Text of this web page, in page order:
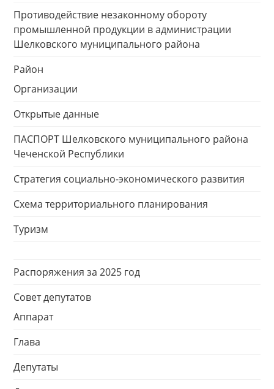
Противодействие незаконному обороту
промышленной продукции в администрации
Шелковского муниципального района
Район
Организации
Открытые данные
ПАСПОРТ Шелковского муниципального района
Чеченской Республики
Стратегия социально-экономического развития
Схема территориального планирования
Туризм
Распоряжения за 2025 год
Совет депутатов
Аппарат
Глава
Депутаты